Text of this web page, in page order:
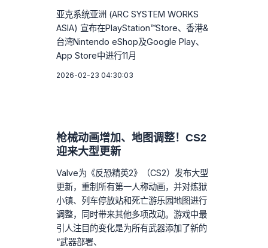
亚克系统亚洲 (ARC SYSTEM WORKS
ASIA) 宣布在PlayStation™Store、香港&
台湾Nintendo eShop及Google Play、
App Store中进行11月
2026-02-23 04:30:03
枪械动画增加、地图调整！CS2
迎来大型更新
Valve为《反恐精英2》（CS2）发布大型
更新，重制所有第一人称动画，并对炼狱
小镇、列车停放站和死亡游乐园地图进行
调整，同时带来其他多项改动。游戏中最
引人注目的变化是为所有武器添加了新的
“武器部署、